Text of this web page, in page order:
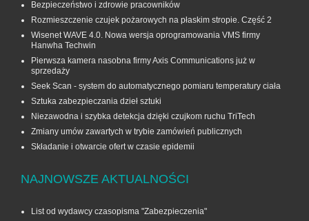
Bezpieczeństwo i zdrowie pracowników
Rozmieszczenie czujek pożarowych na płaskim stropie. Część 2
Wisenet WAVE 4.0. Nowa wersja oprogramowania VMS firmy
Hanwha Techwin
Pierwsza kamera nasobna firmy Axis Communications już w
sprzedaży
Seek Scan - system do automatycznego pomiaru temperatury ciała
Sztuka zabezpieczania dzieł sztuki
Niezawodna i szybka detekcja dzięki czujkom ruchu TriTech
Zmiany umów zawartych w trybie zamówień publicznych
Składanie i otwarcie ofert w czasie epidemii
NAJNOWSZE AKTUALNOŚCI
List od wydawcy czasopisma "Zabezpieczenia"